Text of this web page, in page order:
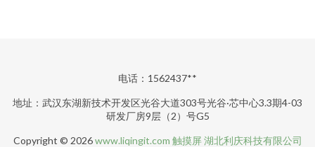
电话：1562437**
地址：武汉东湖新技术开发区光谷大道303号光谷·芯中心3.3期4-03
研发厂房9层（2）号G5
Copyright © 2026www.liqingit.com 触摸屏 湖北利庆科技有限公司